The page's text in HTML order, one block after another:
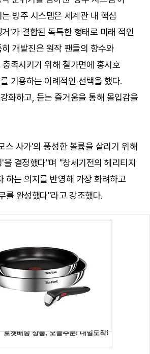
방주 시스템은 세계관 내 핵심
'가 결합된 독특한 형태로 미래 적인
개발진은 원작 팬들의 향수와
족시키기 위해 철가면에 홍시호
기용하는 이례적인 선택을 했다.
화하고, 듣는 즐거움을 통해 몰입감을
스 사가'의 풍성한 볼륨을 살리기 위해
결정했다"며 "창세기전의 헤리티지
하는 의지를 반영해 가장 화려하고
를 완성했다"라고 강조했다.